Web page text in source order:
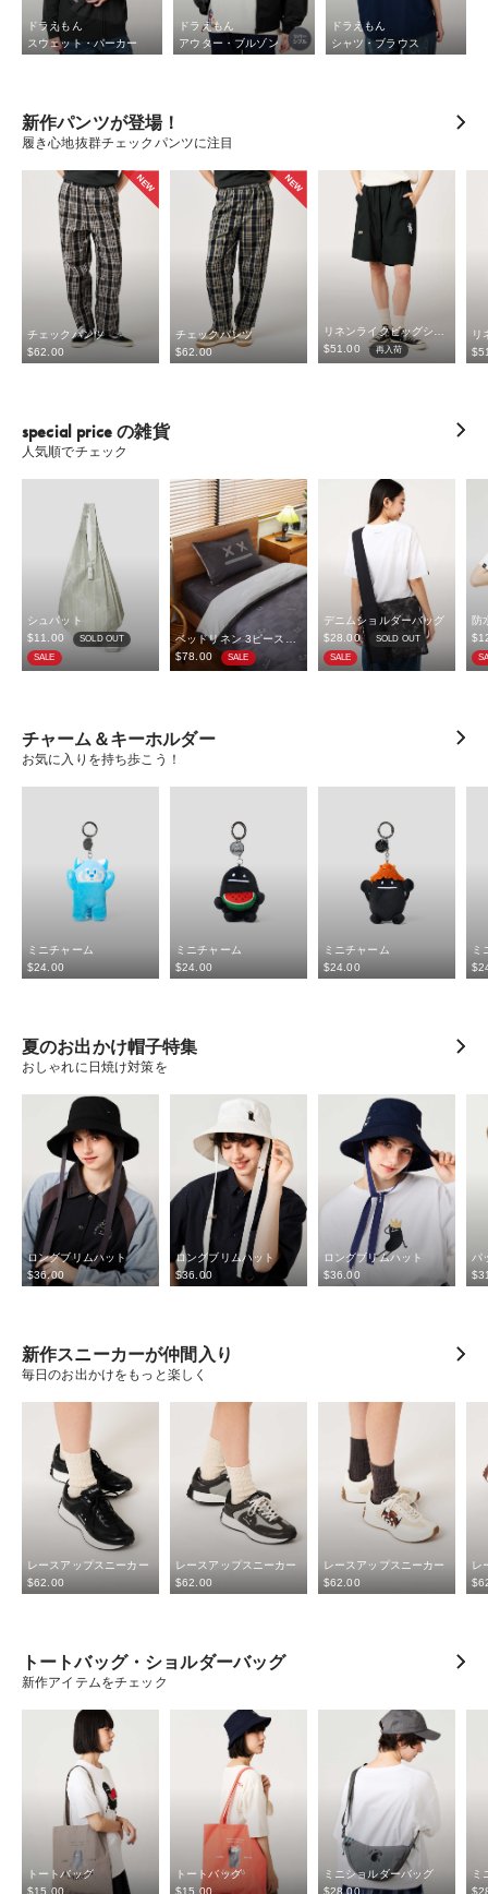
ドラえもん
スウェット・パーカー
ドラえもん
アウター・ブルゾン
ドラえもん
シャツ・ブラウス
新作パンツが登場！
履き心地抜群チェックパンツに注目
NEW
チェックパンツ
$‌62.00
NEW
チェックパンツ
$‌62.00
$‌51.00
再入荷
special price の雑貨
人気順でチェック
シュパット
$‌11.00
SOLD OUT
SALE
$‌78.00
SALE
デニムショルダーバッグ
$‌28.00
SOLD OUT
SALE
防
チャーム＆キーホルダー
お気に入りを持ち歩こう！
ミニチャーム
$‌24.00
ミニチャーム
$‌24.00
ミニチャーム
$‌24.00
ミ
夏のお出かけ帽子特集
おしゃれに日焼け対策を
ロングブリムハット
$‌36.00
ロングブリムハット
$‌36.00
ロングブリムハット
$‌36.00
パ
新作スニーカーが仲間入り
毎日のお出かけをもっと楽しく
レースアップスニーカー
$‌62.00
レースアップスニーカー
$‌62.00
レースアップスニーカー
$‌62.00
レ
トートバッグ・ショルダーバッグ
新作アイテムをチェック
トートバッグ
$‌15.00
トートバッグ
$‌15.00
ミニショルダーバッグ
$‌28.00
ミ